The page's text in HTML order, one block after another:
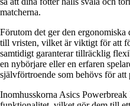
matcherna.
Förutom det ger den ergonomiska
till vristen, vilket är viktigt för att
samtidigt garanterar tillräcklig
en nybörjare eller en erfaren
självförtroende som behövs för att
Inomhusskorna Asics